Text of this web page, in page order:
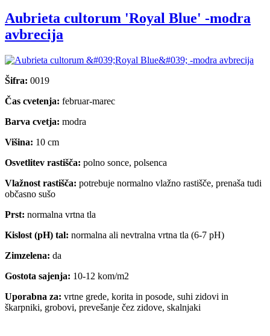
Aubrieta cultorum 'Royal Blue' -modra
avbrecija
Šifra: 0019
Čas cvetenja: februar-marec
Barva cvetja: modra
Višina: 10 cm
Osvetlitev rastišča: polno sonce, polsenca
Vlažnost rastišča: potrebuje normalno vlažno rastišče, prenaša tudi
občasno sušo
Prst: normalna vrtna tla
Kislost (pH) tal: normalna ali nevtralna vrtna tla (6-7 pH)
Zimzelena: da
Gostota sajenja: 10-12 kom/m2
Uporabna za: vrtne grede, korita in posode, suhi zidovi in
škarpniki, grobovi, prevešanje čez zidove, skalnjaki